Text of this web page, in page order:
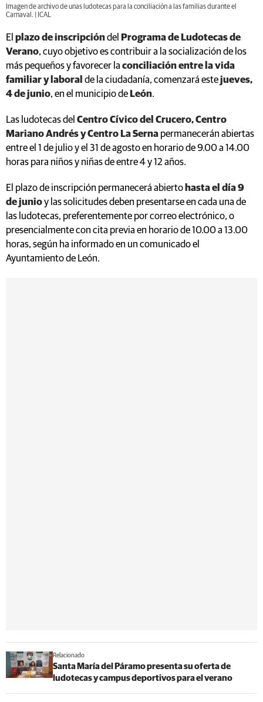
Imagen de archivo de unas ludotecas para la conciliación a las familias durante el
Carnaval. | ICAL
El plazo de inscripcióndel
Programa de Ludotecas de
Verano, cuyo objetivo es contribuir a la socialización de los
más pequeños y favorecer la conciliación entre la vida
familiar y laboral de la ciudadanía, comenzará estejueves,
4 de junio, en el municipio de León.
Las ludotecas del Centro Cívico del Crucero, Centro
Mariano Andrés y Centro La Serna permanecerán abiertas
entre el 1 de julio y el 31 de agosto en horario de 9.00 a 14.00
horas para niños y niñas de entre 4 y 12 años.
El plazo de inscripción permanecerá abierto hasta el día 9
de junioy las solicitudes deben presentarse en cada una de
las ludotecas, preferentemente por correo electrónico, o
presencialmente con cita previa en horario de 10.00 a 13.00
horas, según ha informado en un comunicado el
Ayuntamiento de León.
Relacionado
Santa María del Páramo presenta su oferta de
ludotecas y campus deportivos para el verano